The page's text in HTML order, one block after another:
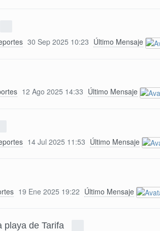
30 Sep 2025 10:23 Último Mensaje
12 Ago 2025 14:33 Último Mensaje
14 Jul 2025 11:53 Último Mensaje
19 Ene 2025 19:22 Último Mensaje
playa de Tarifa